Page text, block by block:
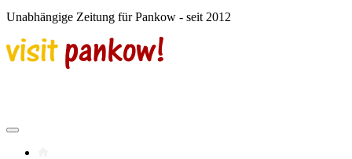
Unabhängige Zeitung für Pankow - seit 2012